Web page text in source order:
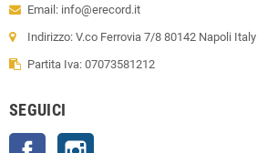
Email: info@erecord.it
Indirizzo: V.co Ferrovia 7/8 80142 Napoli Italy
Partita Iva: 07073581212
SEGUICI
Facebook